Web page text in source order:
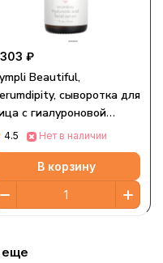
303 ₽
Beautiful,
сыворотка для
с гиалуроновой
30 мл (1 жидк.
4.5 Нет в наличии
В корзину
еще